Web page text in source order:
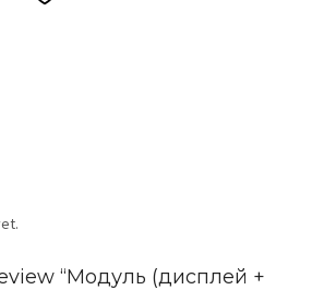
“Модуль (дисплей +